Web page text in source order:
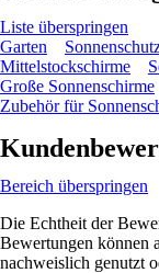
Liste überspringen
Garten
Mittelstockschirme
Große Sonnenschirme
Zubehör für
Bereich überspringen
Die Echtheit der
Bewertungen können
nachweislich genutzt